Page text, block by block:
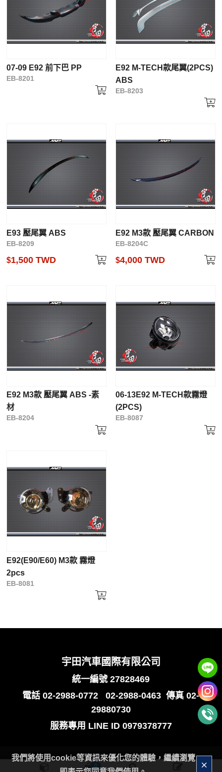
07-09 E92 前下巴 PP
EB-8201
E92 M-TECH款尾翼(2PCS)
ABS
EB-8203
E93 壓尾翼 ABS
EB-8209
$1,500 TWD
E92 M3款 壓尾翼 CARBON
EB-8204C
$4,000 TWD
E92 M3款 壓尾翼 ABS -素
材
EB-8204
06-13E92 M-TECH款霧燈
(2PCS)
EB-8087
E92(E90/E60) M3款 霧燈
2pcs
EB-8081
宇田汽車國際有限公司
統一編號 27828469
電話02-2988-0772 02-2988-0463 傳真 02-
29880730
服務專用 LINE ID 0979378777
我們將使用cookie等資訊來優化您的體驗，繼續瀏覽